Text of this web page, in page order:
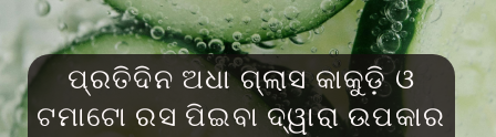
ପ୍ରତିଦିନ ଅଧା ଗ୍ଲାସ କାକୁଡ଼ି ଓ
ଟମାଟୋ ରସ ପିଇବା ଦ୍ୱାରା ଉପକାର